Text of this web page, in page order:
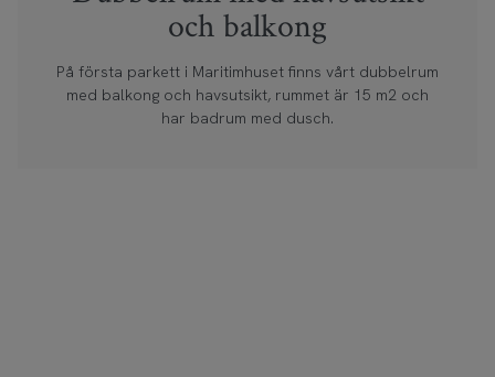
och balkong
På första parkett i Maritimhuset finns vårt dubbelrum
med balkong och havsutsikt, rummet är 15 m2 och
har badrum med dusch.